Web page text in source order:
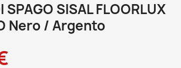
SPAGO SISAL FLOORLUX
Nero / Argento